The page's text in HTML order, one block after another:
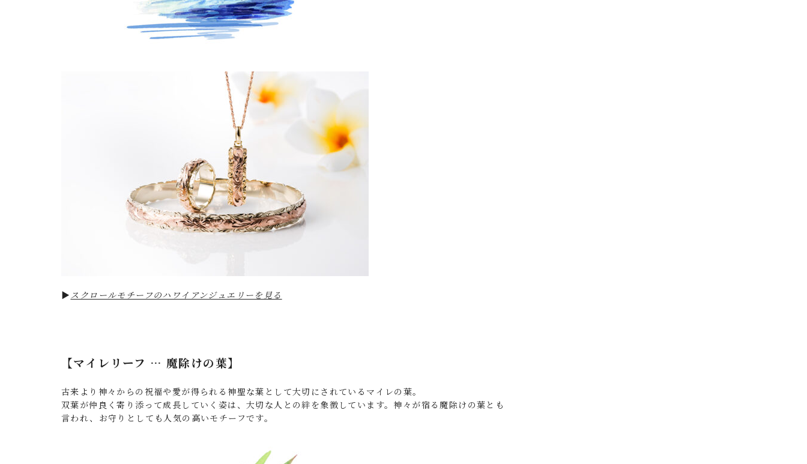
▶︎ スクロールモチーフのハワイアンジュエリーを見る
【マイレリーフ … 魔除けの葉】
古来より神々からの祝福や愛が得られる神聖な葉として大切にされているマイレの葉。
双葉が仲良く寄り添って成長していく姿は、大切な人との絆を象徴しています。神々が宿る魔除けの葉とも
言われ、お守りとしても人気の高いモチーフです。